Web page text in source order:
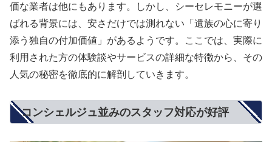
価な業者は他にもあります。しかし、シーセレモニーが選
ばれる背景には、安さだけでは測れない「遺族の心に寄り
添う独自の付加価値」があるようです。ここでは、実際に
利用された方の体験談やサービスの詳細な特徴から、その
人気の秘密を徹底的に解剖していきます。
コンシェルジュ並みのスタッフ対応が好評